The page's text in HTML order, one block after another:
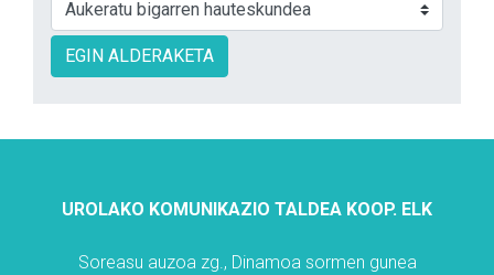
EGIN ALDERAKETA
UROLAKO KOMUNIKAZIO TALDEA KOOP. ELK
Soreasu auzoa zg., Dinamoa sormen gunea